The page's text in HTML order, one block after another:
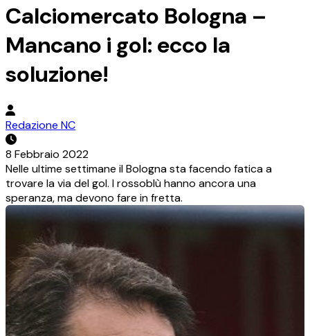
Calciomercato Bologna –
Mancano i gol: ecco la
soluzione!
Redazione NC
8 Febbraio 2022
Nelle ultime settimane il Bologna sta facendo fatica a
trovare la via del gol. I rossoblù hanno ancora una
speranza, ma devono fare in fretta.